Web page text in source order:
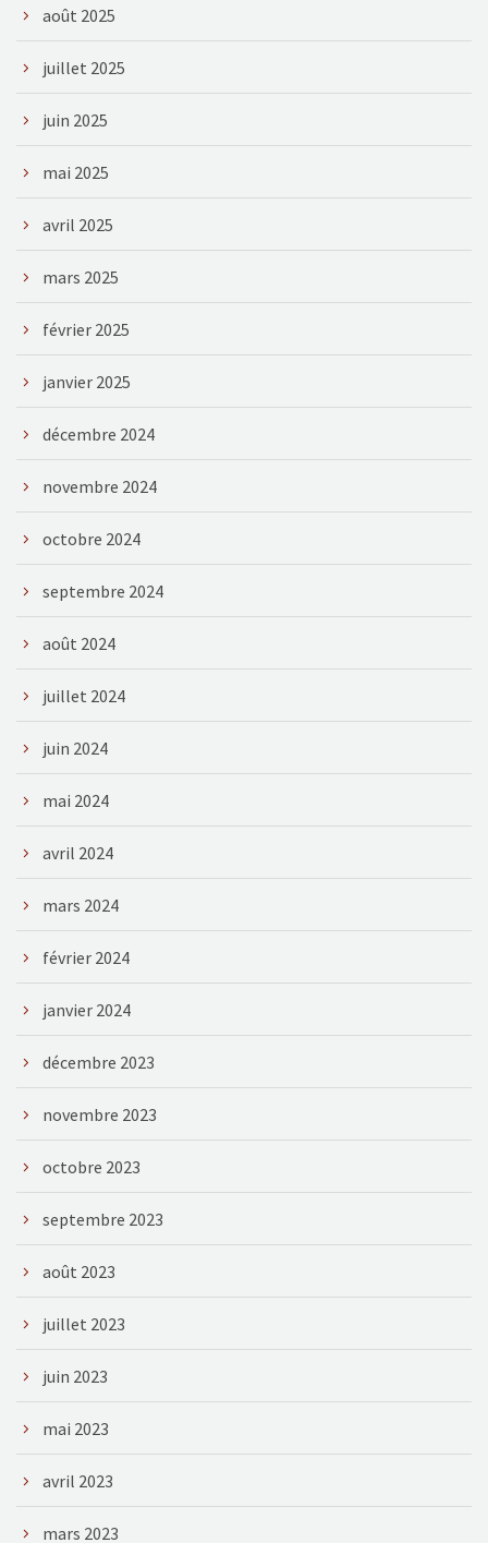
août 2025
juillet 2025
juin 2025
mai 2025
avril 2025
mars 2025
février 2025
janvier 2025
décembre 2024
novembre 2024
octobre 2024
septembre 2024
août 2024
juillet 2024
juin 2024
mai 2024
avril 2024
mars 2024
février 2024
janvier 2024
décembre 2023
novembre 2023
octobre 2023
septembre 2023
août 2023
juillet 2023
juin 2023
mai 2023
avril 2023
mars 2023